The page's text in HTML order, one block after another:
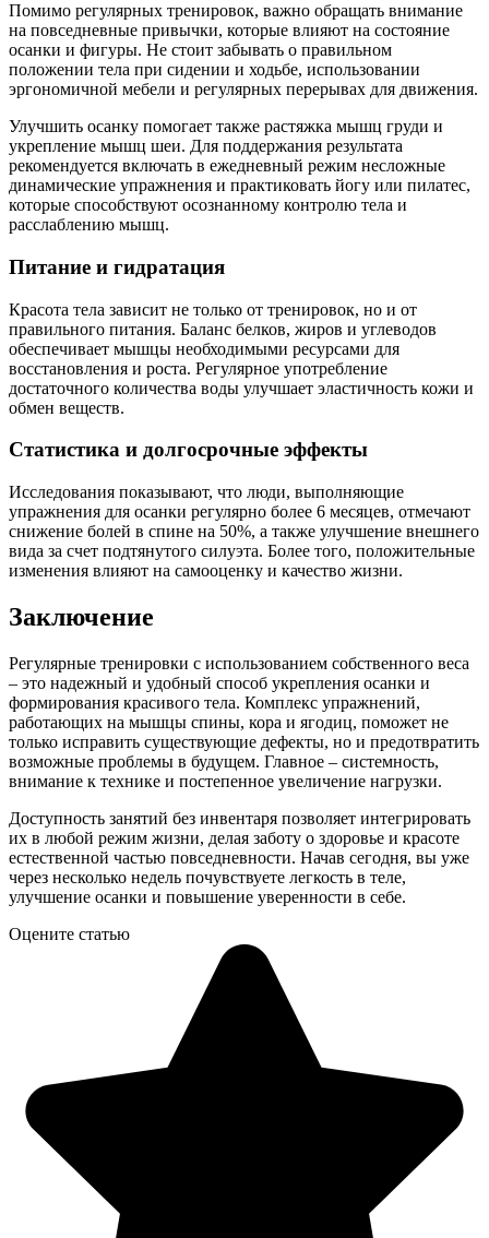
Помимо регулярных тренировок, важно обращать внимание
на повседневные привычки, которые влияют на состояние
осанки и фигуры. Не стоит забывать о правильном
положении тела при сидении и ходьбе, использовании
эргономичной мебели и регулярных перерывах для движения.
Улучшить осанку помогает также растяжка мышц груди и
укрепление мышц шеи. Для поддержания результата
рекомендуется включать в ежедневный режим несложные
динамические упражнения и практиковать йогу или пилатес,
которые способствуют осознанному контролю тела и
расслаблению мышц.
Питание и гидратация
Красота тела зависит не только от тренировок, но и от
правильного питания. Баланс белков, жиров и углеводов
обеспечивает мышцы необходимыми ресурсами для
восстановления и роста. Регулярное употребление
достаточного количества воды улучшает эластичность кожи и
обмен веществ.
Статистика и долгосрочные эффекты
Исследования показывают, что люди, выполняющие
упражнения для осанки регулярно более 6 месяцев, отмечают
снижение болей в спине на 50%, а также улучшение внешнего
вида за счет подтянутого силуэта. Более того, положительные
изменения влияют на самооценку и качество жизни.
Заключение
Регулярные тренировки с использованием собственного веса
– это надежный и удобный способ укрепления осанки и
формирования красивого тела. Комплекс упражнений,
работающих на мышцы спины, кора и ягодиц, поможет не
только исправить существующие дефекты, но и предотвратить
возможные проблемы в будущем. Главное – системность,
внимание к технике и постепенное увеличение нагрузки.
Доступность занятий без инвентаря позволяет интегрировать
их в любой режим жизни, делая заботу о здоровье и красоте
естественной частью повседневности. Начав сегодня, вы уже
через несколько недель почувствуете легкость в теле,
улучшение осанки и повышение уверенности в себе.
Оцените статью